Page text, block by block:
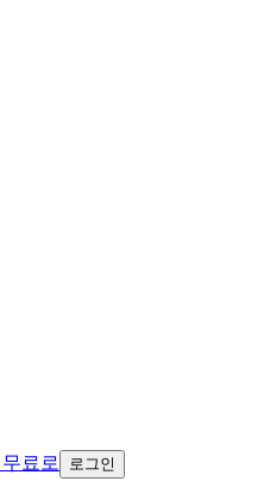
무료로 로그인